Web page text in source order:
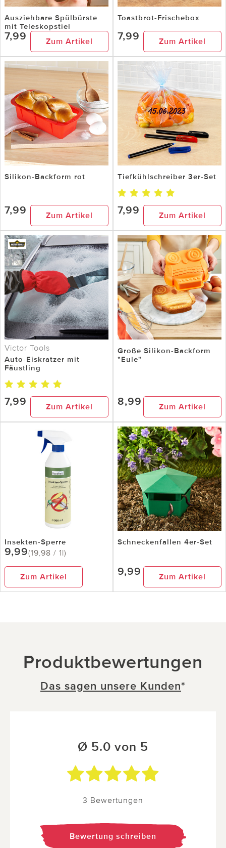
Ausziehbare Spülbürste
mit Teleskopstiel
7,99 Zum Artikel
Toastbrot-Frischebox
7,99 Zum Artikel
Silikon-Backform rot
7,99 Zum Artikel
Tiefkühlschreiber 3er-Set
7,99 Zum Artikel
Victor Tools
Auto-Eiskratzer mit
Fäustling
7,99 Zum Artikel
Große Silikon-Backform
"Eule"
8,99 Zum Artikel
Insekten-Sperre
9,99(19,98 / 1l)
Zum Artikel
Schneckenfallen 4er-Set
9,99 Zum Artikel
Produktbewertungen
Das sagen unsere Kunden*
Ø 5.0 von 5
3 Bewertungen
Bewertung schreiben